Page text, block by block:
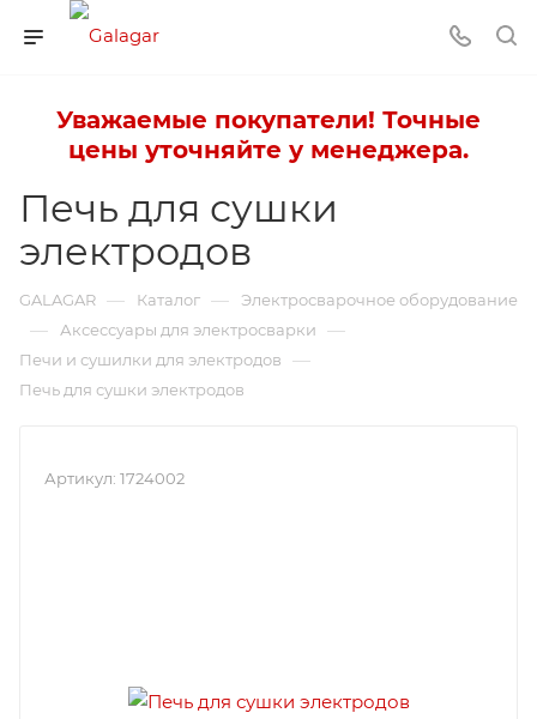
Уважаемые покупатели! Точные
цены уточняйте у менеджера.
Печь для сушки
электродов
GALAGAR — Каталог — Электросварочное оборудование
— Аксессуары для электросварки —
Печи и сушилки для электродов —
Печь для сушки электродов
Артикул: 1724002